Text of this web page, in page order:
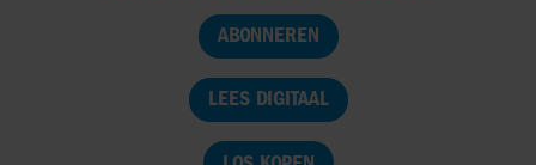
ABONNEREN
LEES DIGITAAL